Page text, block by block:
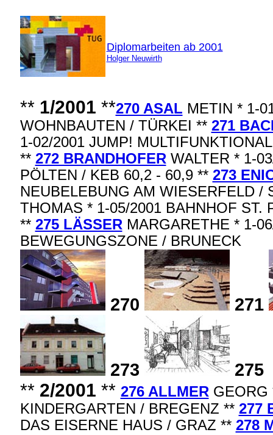
Diplomarbeiten ab 2001
Holger Neuwirth
** 1/2001 **270 ASAL METIN * 1-
WOHNBAUTEN / TÜRKEI ** 271
1-02/2001 JUMP!
** 272 BRANDHOFER WALTER * 1-
PÖLTEN / KEB 60,2 - 60,9 ** 273
NEUBELEBUNG AM WIESERFELD /
THOMAS * 1-05/2001 BAHNHOF ST.
** 275 LÄSSER MARGARETHE * 1-
BEWEGUNGSZONE / BRUNECK
270 271
273 275
** 2/2001 ** 276 ALLMER GEORG
KINDERGARTEN / BREGENZ ** 277
DAS EISERNE HAUS / GRAZ ** 278